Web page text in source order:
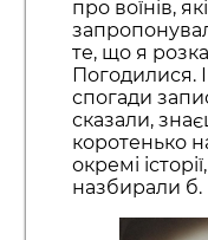
про воїнів,
те, що я
Погодилися.
спогади
сказали,
коротенько
окремі
назбирали б.